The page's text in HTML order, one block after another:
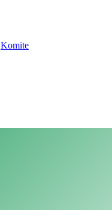
Komite